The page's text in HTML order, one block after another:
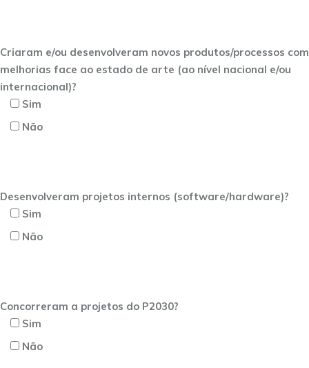
Criaram e/ou desenvolveram novos produtos/processos com
melhorias face ao estado de arte (ao nível nacional e/ou
internacional)?
Sim
Não
Desenvolveram projetos internos (software/hardware)?
Sim
Não
Concorreram a projetos do P2030?
Sim
Não